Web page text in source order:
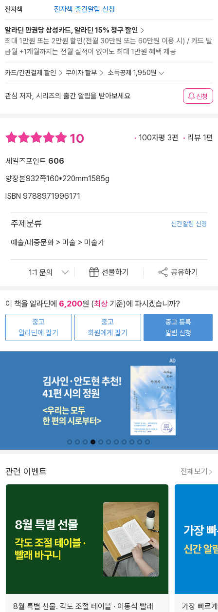
전자책 전자책 출간알림 신청
알라딘 만권당 삼성카드, 알라딘 15% 청구 할인
최대 1만원 또는 2만원 할인(전월 30만원 또는 60만원 이용 시) / 카드 발
급월 +1개월까지는 전월 실적이 없어도 최대 1만원 혜택 제공
카드/간편결제 할인 무이자 할부 소득공제 1,950원
관심 저자, 시리즈의 출간 알림을 받아보세요 신청
10 100자평 3편 리뷰 1편
세일즈포인트 606
양장본932쪽160*220mm1585g
ISBN 9788971996171
주제분류 신간알림 신청
예술/대중문화 > 미술 > 미술가
선물하기 공유하기
이 책을 알라딘에 6,200원 (최상기준)에 파시겠습니까?
중고
알라딘에 팔기
중고
회원에게 팔기
중고 등록
알림 신청
관련 이벤트 전체보기
8월 특별 선물. 각도 조절 테이블 · 이동식 빨래
가장 빠르